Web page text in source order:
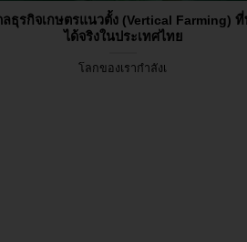
ลธุรกิจเกษตรแนวตั้ง (Vertical Farming)
ได้จริงในประเทศไทย
โลกของเรากำลังเ